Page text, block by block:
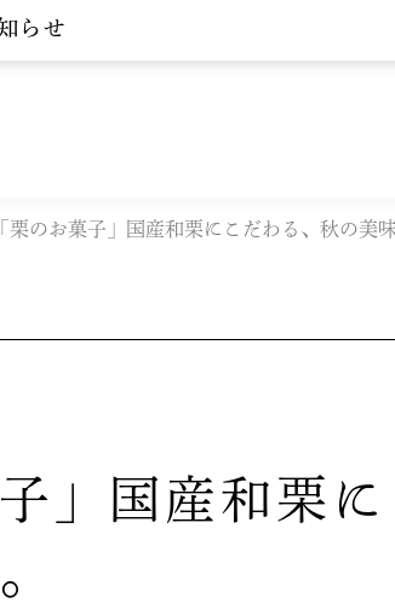
らせ
子」国産和栗
「栗のお菓子」国産和栗にこだわる、秋の美